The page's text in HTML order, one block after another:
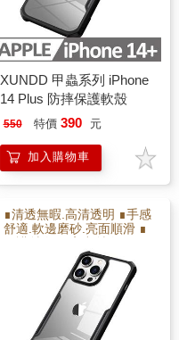
XUNDD 甲蟲系列 iPhone
14 Plus 防摔保護軟殼
550 特價 390 元
加入購物車
∎清透無暇.高清透明 ∎手感
舒適.軟邊磨砂.亮面順滑 ∎
M ∎防撞耐摔.增加氣囊瓦
解充擊力 ∎軟硬雙倍保護